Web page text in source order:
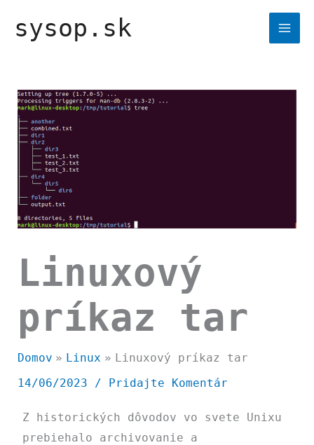
sysop.sk
Linuxový
príkaz tar
Domov Linux
Linuxový príkaz tar
14/06/2023
/ Pridajte Komentár
Z historických dôvodov vo svete Unixu
prebiehalo archivovanie a